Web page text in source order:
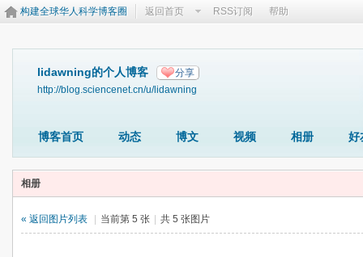
构建全球华人科学博客圈 返回首页 RSS订阅 帮助
lidawning的个人博客 分享
http://blog.sciencenet.cn/u/lidawning
博客首页 动态 博文 视频 相册 好
相册
« 返回图片列表 当前第 5 张 共 5 张图片